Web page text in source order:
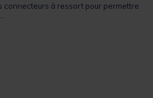
connecteurs à ressort pour permettre